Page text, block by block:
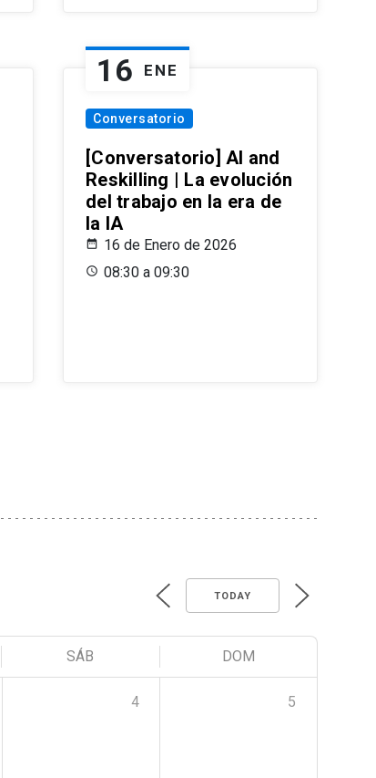
16 ENE
Conversatorio
[Conversatorio] AI and
Reskilling | La evolución
del trabajo en la era de
la IA
16 de Enero de 2026
08:30 a 09:30
TODAY
SÁB DOM
4 5